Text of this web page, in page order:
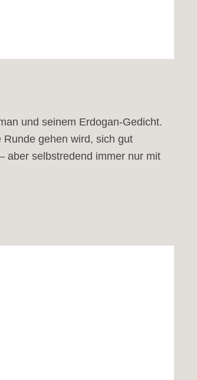
und seinem Erdogan-Gedicht.
gehen wird, sich gut
aber selbstredend immer nur mit